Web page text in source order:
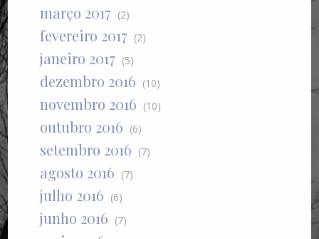
março 2017 (2)
fevereiro 2017 (2)
janeiro 2017 (5)
dezembro 2016 (10)
novembro 2016 (10)
outubro 2016 (6)
setembro 2016 (7)
agosto 2016 (7)
julho 2016 (6)
junho 2016 (7)